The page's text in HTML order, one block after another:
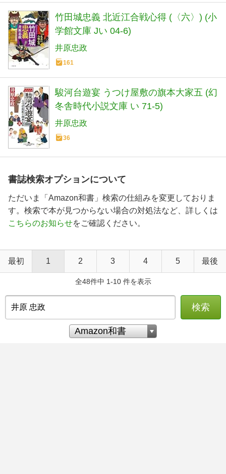
竹田城忠義 北近江合戦心得 (〈六〉) (小
学館文庫 Jい 04-6)
井原忠政
161
駿河台遊宴 うつけ屋敷の旗本大家五 (幻
冬舎時代小説文庫 い 71-5)
井原忠政
36
書誌検索オプションについて
ただいま「Amazon和書」検索の仕組みを変更しておりま
す。検索で本が見つからない場合の対処法など、詳しくは
こちらのお知らせをご確認ください。
最初 1 2 3 4 5 最後
全48件中 1-10 件を表示
検索